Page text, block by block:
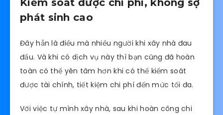
hoàn thiện.
tiến trình công việc nên sẽ cân bằng thời gian cho
từng đầu mục khác nhau để mọi việc suôn sẻ,
đảm bảo hoàn thiện công trình đúng tiến độ bàn
giao.
Với hình thức xây nhà trọn gói này bạn sẽ không